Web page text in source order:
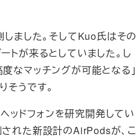
ました。そしてKuo氏はその
が来るとしていました。し
なマッチングが可能となる」
うです。
ッドフォンを研究開発してい
れた新設計のAirPodsが、こ